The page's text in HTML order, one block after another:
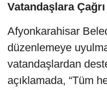
Vatandaşlara Çağrı
Afyonkarahisar
düzenlemeye
vatandaşlardan
açıklamada, “Tüm